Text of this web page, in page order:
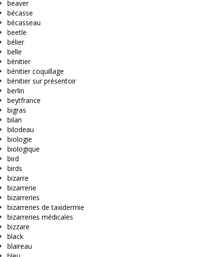
beaver
bécasse
bécasseau
beetle
bélier
belle
bénitier
bénitier coquillage
bénitier sur présentoir
berlin
beytfrance
bigras
bilan
bilodeau
biologie
biologique
bird
birds
bizarre
bizarrerie
bizarreries
bizarreries de taxidermie
bizarreries médicales
bizzare
black
blaireau